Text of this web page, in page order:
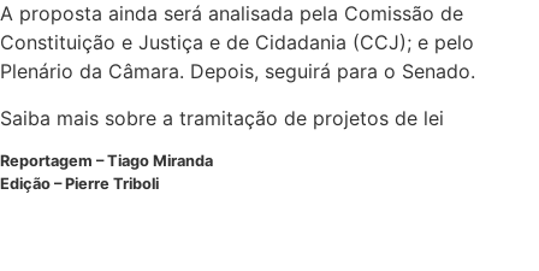
A proposta ainda será analisada pela Comissão de
Constituição e Justiça e de Cidadania (CCJ); e pelo
Plenário da Câmara. Depois, seguirá para o Senado.
Saiba mais sobre a tramitação de projetos de lei
Reportagem – Tiago Miranda
Edição – Pierre Triboli